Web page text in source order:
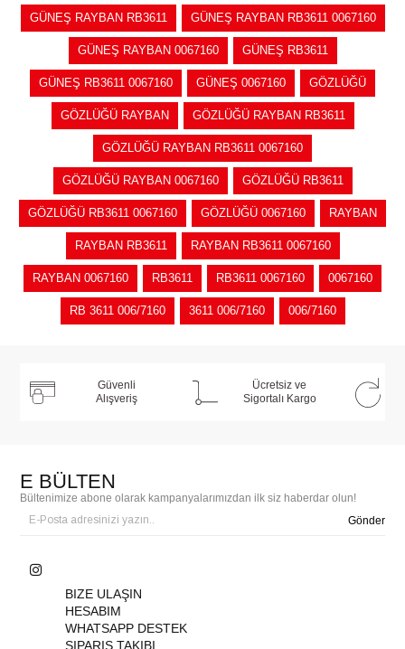
GÜNEŞ RAYBAN RB3611 GÜNEŞ RAYBAN RB3611 0067160
GÜNEŞ RAYBAN 0067160 GÜNEŞ RB3611
GÜNEŞ RB3611 0067160 GÜNEŞ 0067160 GÖZLÜĞÜ
GÖZLÜĞÜ RAYBAN GÖZLÜĞÜ RAYBAN RB3611
GÖZLÜĞÜ RAYBAN RB3611 0067160
GÖZLÜĞÜ RAYBAN 0067160 GÖZLÜĞÜ RB3611
GÖZLÜĞÜ RB3611 0067160 GÖZLÜĞÜ 0067160 RAYBAN
RAYBAN RB3611 RAYBAN RB3611 0067160
RAYBAN 0067160 RB3611 RB3611 0067160 0067160
RB 3611 006/7160 3611 006/7160 006/7160
Güvenli
Alışveriş
Ücretsiz ve
Sigortalı Kargo
E BÜLTEN
Bültenimize abone olarak kampanyalarımızdan ilk siz haberdar olun!
Gönder
BIZE ULAŞIN
HESABIM
WHATSAPP DESTEK
SIPARIŞ TAKIBI